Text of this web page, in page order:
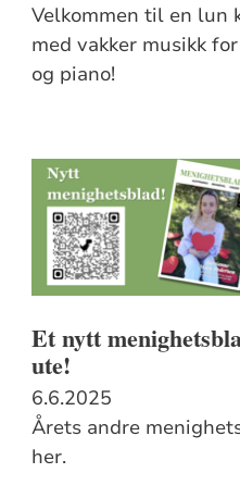
Velkommen til en lun
med vakker musikk
og piano!
Et nytt
ute!
6.6.2025
Årets andre
her.